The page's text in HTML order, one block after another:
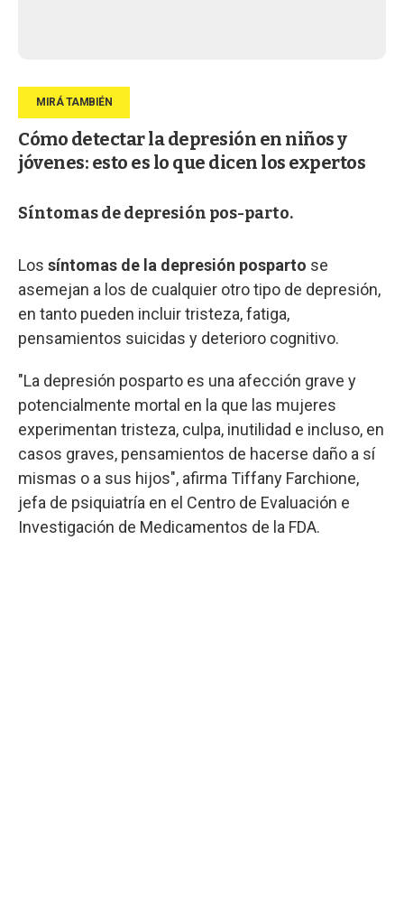
Cómo detectar la depresión en niños y
jóvenes: esto es lo que dicen los expertos
Síntomas de depresión pos-parto.
Los síntomas de la depresión posparto se
asemejan a los de cualquier otro tipo de depresión,
en tanto pueden incluir tristeza, fatiga,
pensamientos suicidas y deterioro cognitivo.
"La depresión posparto es una afección grave y
potencialmente mortal en la que las mujeres
experimentan tristeza, culpa, inutilidad e incluso, en
casos graves, pensamientos de hacerse daño a sí
mismas o a sus hijos", afirma Tiffany Farchione,
jefa de psiquiatría en el Centro de Evaluación e
Investigación de Medicamentos de la FDA.